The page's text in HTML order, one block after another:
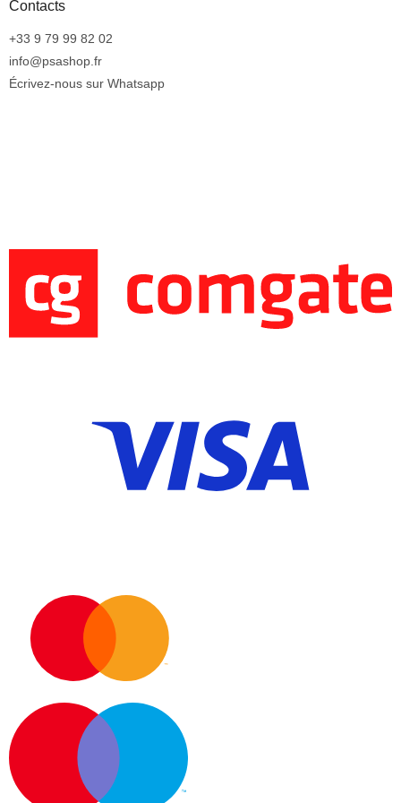
Contacts
+33 9 79 99 82 02
info@psashop.fr
Écrivez-nous sur Whatsapp